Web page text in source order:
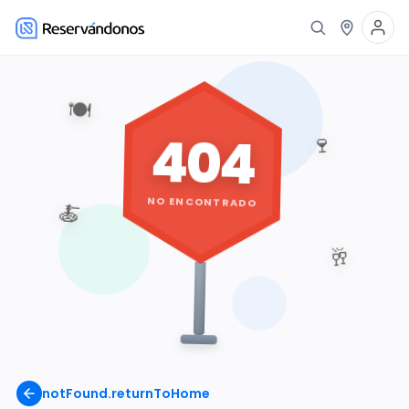
notFound.returnToHome
🍽️
🍷
🥂
🍝
404
NO ENCONTRADO